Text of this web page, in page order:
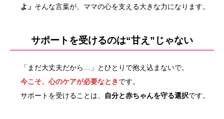
よ」 そんな言葉が、ママの心を支える大きな力になります。
サポートを受けるのは“甘え”じゃない
「まだ大丈夫だから…」とひとりで抱え込まないで。
今こそ、心のケアが必要なときです。
サポートを受けることは、
自分と赤ちゃんを守る選択です。